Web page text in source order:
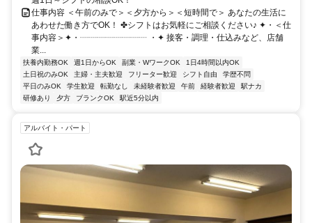
仕事内容 ＜午前のみで＞＜夕方から＞＜短時間で＞ あなたの生活に
あわせた働き方でOK！ ✤シフトはお気軽にご相談ください♪ ✦・＜仕
事内容＞✦・┈┈┈┈┈┈┈┈ ・✦ 接客・調理・仕込みなど、店舗
業...
扶養内勤務OK 週1日からOK 副業・WワークOK
1日4時間以内OK
土日祝のみOK
主婦・主夫歓迎 フリーター歓迎 シフト自由
学歴不問
平日のみOK
学生歓迎 転勤なし 未経験者歓迎 午前 経験者歓迎
駅ナカ
研修あり
夕方 ブランクOK 駅近5分以内
アルバイト・パート